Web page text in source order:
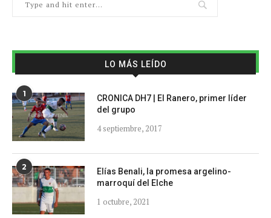
LO MÁS LEÍDO
1
CRONICA DH7 | El Ranero, primer líder
del grupo
4 septiembre, 2017
2
Elías Benali, la promesa argelino-
marroquí del Elche
1 octubre, 2021